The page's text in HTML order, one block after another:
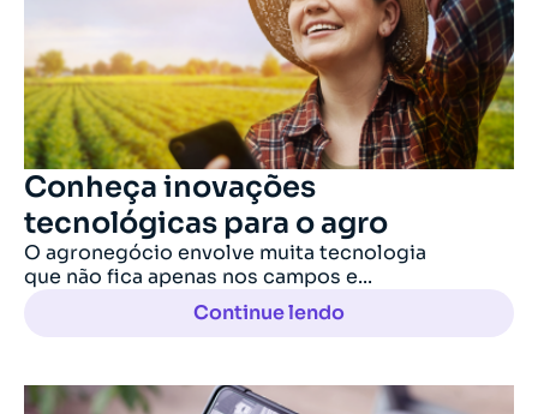
Conheça inovações
tecnológicas para o agro
O agronegócio envolve muita tecnologia
que não fica apenas nos campos e...
Continue lendo